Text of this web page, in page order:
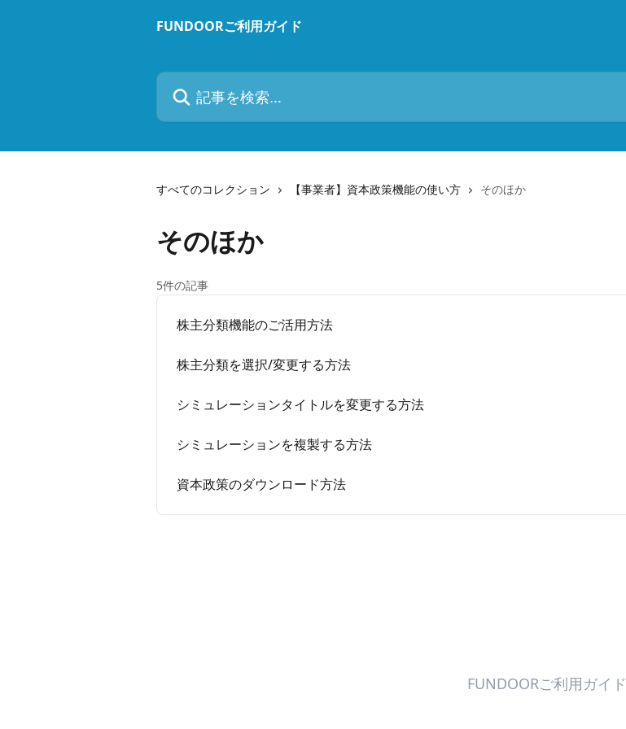
FUNDOORご利用ガイド
記事を検索...
すべてのコレクション 【事業者】資本政策機能の使い方 そのほか
そのほか
5件の記事
株主分類機能のご活用方法
株主分類を選択/変更する方法
シミュレーションタイトルを変更する方法
シミュレーションを複製する方法
資本政策のダウンロード方法
FUNDOORご利用ガイド